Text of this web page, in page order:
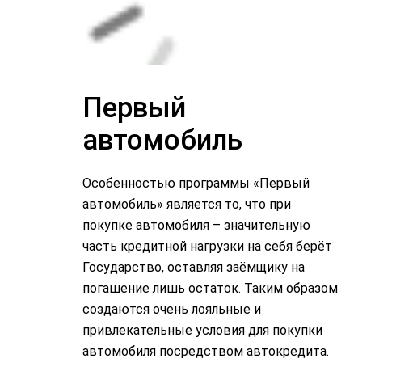
Первый
автомобиль
Особенностью программы «Первый
автомобиль» является то, что при
покупке автомобиля – значительную
часть кредитной нагрузки на себя берёт
Государство, оставляя заёмщику на
погашение лишь остаток. Таким образом
создаются очень лояльные и
привлекательные условия для покупки
автомобиля посредством автокредита.